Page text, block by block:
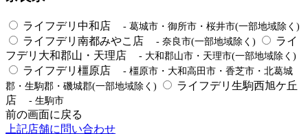
ライフデリ中和店 - 葛城市・御所市・桜井市(一部地域除く)
ライフデリ南都みやこ店 - 奈良市(一部地域除く)
ライ
フデリ大和郡山・天理店
- 大和郡山市・天理市(一部地域除く)
ライフデリ橿原店
- 橿原市・大和高田市・香芝市・北葛城
郡・生駒郡・磯城郡(一部地域除く)
ライフデリ生駒西旭ケ丘
店
- 生駒市
前の画面に戻る
上記店舗に問い合わせ